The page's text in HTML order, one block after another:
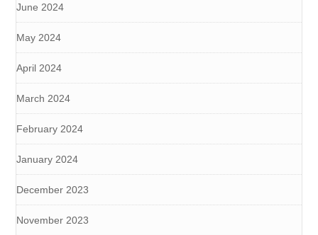
June 2024
May 2024
April 2024
March 2024
February 2024
January 2024
December 2023
November 2023